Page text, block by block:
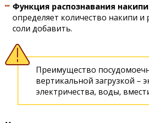
Функция распознавания
определяет количество накипи и
соли добавить.
Преимущество
вертикальной загрузкой –
электричества, воды,